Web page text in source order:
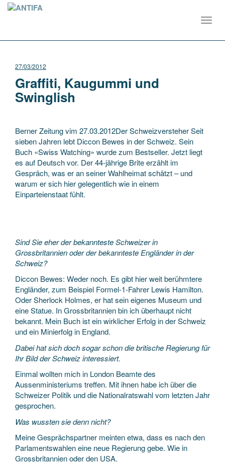
27/03/2012
Graffiti, Kaugummi und
Swinglish
Berner Zeitung vim 27.03.2012Der Schweizversteher Seit
sieben Jahren lebt Diccon Bewes in der Schweiz. Sein
Buch «Swiss Watching» wurde zum Bestseller. Jetzt liegt
es auf Deutsch vor. Der 44-jährige Brite erzählt im
Gespräch, was er an seiner Wahlheimat schätzt – und
warum er sich hier gelegentlich wie in einem
Einparteienstaat fühlt.
Sind Sie eher der bekannteste Schweizer in
Grossbritannien oder der bekannteste Engländer in der
Schweiz?
Diccon Bewes: Weder noch. Es gibt hier weit berühmtere
Engländer, zum Beispiel Formel-1-Fahrer Lewis Hamilton.
Oder Sherlock Holmes, er hat sein eigenes Museum und
eine Statue. In Grossbritannien bin ich überhaupt nicht
bekannt. Mein Buch ist ein wirklicher Erfolg in der Schweiz
und ein Minierfolg in England.
Dabei hat sich doch sogar schon die britische Regierung für
Ihr Bild der Schweiz interessiert.
Einmal wollten mich in London Beamte des
Aussenministeriums treffen. Mit ihnen habe ich über die
Schweizer Politik und die Nationalratswahl vom letzten Jahr
gesprochen.
Was wussten sie denn nicht?
Meine Gesprächspartner meinten etwa, dass es nach den
Parlamentswahlen eine neue Regierung gebe. Wie in
Grossbritannien oder den USA.